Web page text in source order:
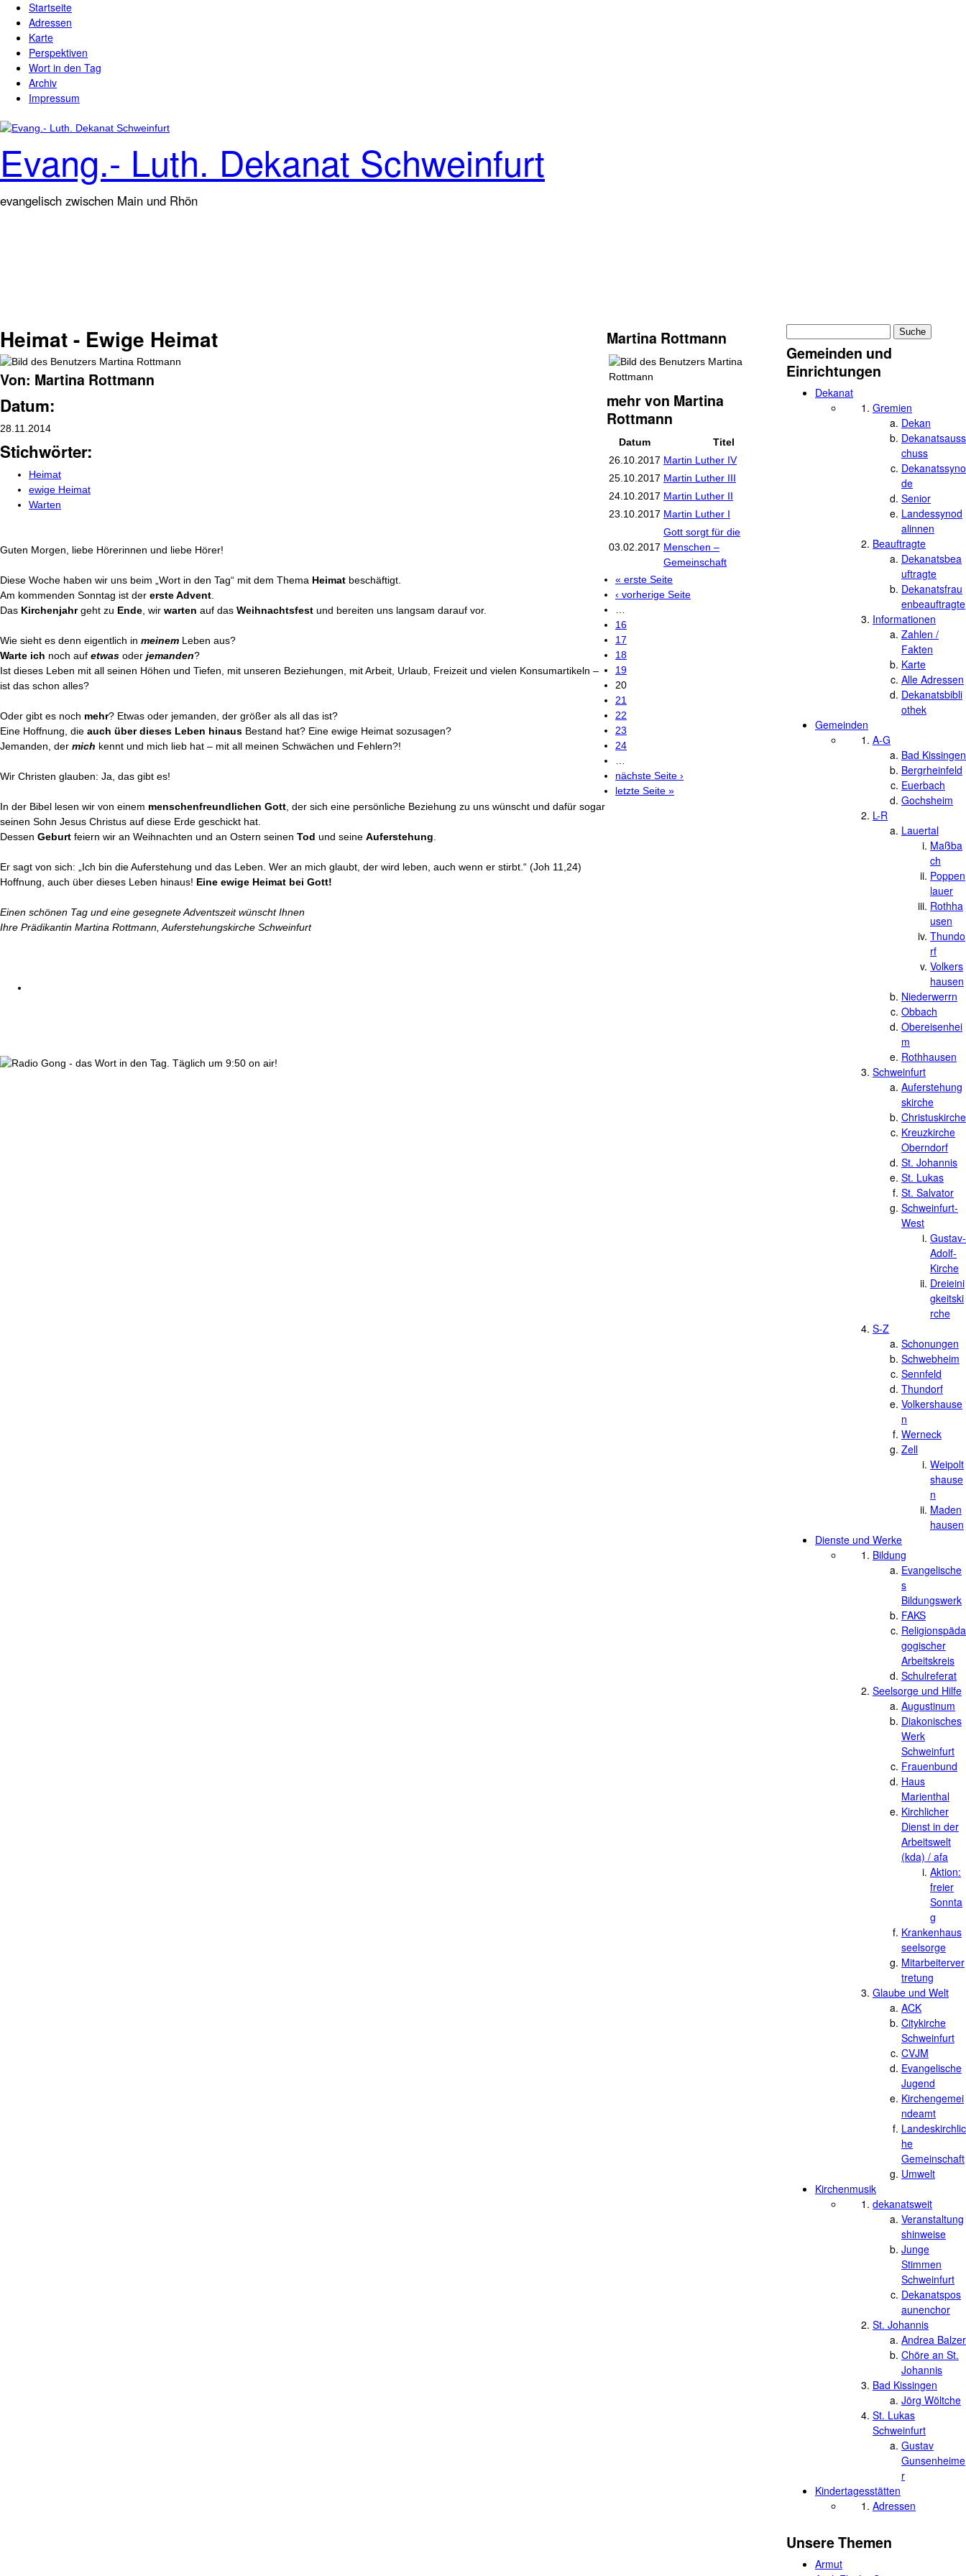
Direkt zum Inhalt
Hauptmenü
Startseite
Adressen
Karte
Perspektiven
Wort in den Tag
Archiv
Impressum
Evang.- Luth. Dekanat Schweinfurt
evangelisch zwischen Main und Rhön
Heimat - Ewige Heimat
Von: Martina Rottmann
Datum:
28.11.2014
Stichwörter:
Heimat
ewige Heimat
Warten
Guten Morgen, liebe Hörerinnen und liebe Hörer!
Diese Woche haben wir uns beim „Wort in den Tag“ mit dem Thema Heimat beschäftigt.
Am kommenden Sonntag ist der erste Advent
Das Kirchenjahrgeht zu Ende , wir warten auf das Weihnachtsfest und bereiten uns langsam darauf vor.
Wie sieht es denn eigentlich in meinem Leben aus?
Warte ich noch auf etwas oder jemanden?
Ist dieses Leben mit all seinen Höhen und Tiefen, mit unseren Beziehungen, mit Arbeit, Urlaub, Freizeit und vielen Konsumartikeln –
ist das schon alles?
Oder gibt es noch mehr? Etwas oder jemanden, der größer als all das ist?
Eine Hoffnung, die auch über dieses Leben hinaus Bestand hat? Eine ewige Heimat sozusagen?
Jemanden, der mich kennt und mich lieb hat – mit all meinen Schwächen und Fehlern?!
Wir Christen glauben: Ja, das gibt es!
In der Bibel lesen wir von einem menschenfreundlichen Gott , der sich eine persönliche Beziehung zu uns wünscht und dafür sogar
seinen Sohn Jesus Christus auf diese Erde geschickt hat.
Dessen Geburt feiern wir an Weihnachten und an Ostern seinen Tod und seine Auferstehung
Er sagt von sich: „Ich bin die Auferstehung und das Leben. Wer an mich glaubt, der wird leben, auch wenn er stirbt.“ (Joh 11,24)
Hoffnung, auch über dieses Leben hinaus! Eine ewige Heimat bei Gott!
Einen schönen Tag und eine gesegnete Adventszeit wünscht Ihnen
Ihre Prädikantin Martina Rottmann, Auferstehungskirche Schweinfurt
wortindentag-radiogong.png
Martina Rottmann
mehr von Martina
Rottmann
Datum
Titel
26.10.2017 Martin Luther IV
25.10.2017 Martin Luther III
24.10.2017 Martin Luther II
23.10.2017 Martin Luther I
03.02.2017
Gott sorgt für die
Menschen –
Gemeinschaft
Seiten
« erste Seite
‹ vorherige Seite
16
17
18
19
20
21
22
23
24
nächste Seite ›
letzte Seite »
Suchformular
Gemeinden und
Einrichtungen
Dekanat
Gremien
Dekan
Dekanatsauss
chuss
Dekanatssyno
de
Senior
Landessynod
alinnen
Beauftragte
Dekanatsbea
uftragte
Dekanatsfrau
enbeauftragte
Informationen
Zahlen /
Fakten
Karte
Alle Adressen
Dekanatsbibli
othek
Gemeinden
A-G
Bad Kissingen
Bergrheinfeld
Euerbach
Gochsheim
L-R
Lauertal
Maßba
ch
Poppen
lauer
Rothha
usen
Thundo
rf
Volkers
hausen
Niederwerrn
Obbach
Obereisenhei
m
Rothhausen
Schweinfurt
Auferstehung
skirche
Christuskirche
Kreuzkirche
Oberndorf
St. Johannis
St. Lukas
St. Salvator
Schweinfurt-
West
Gustav-
Adolf-
Kirche
Dreieini
gkeitski
rche
S-Z
Schonungen
Schwebheim
Sennfeld
Thundorf
Volkershause
n
Werneck
Zell
Weipolt
shause
n
Maden
hausen
Dienste und Werke
Bildung
Evangelische
s
Bildungswerk
FAKS
Religionspäda
gogischer
Arbeitskreis
Schulreferat
Seelsorge und Hilfe
Augustinum
Diakonisches
Werk
Schweinfurt
Frauenbund
Haus
Marienthal
Kirchlicher
Dienst in der
Arbeitswelt
(kda) / afa
Aktion:
freier
Sonnta
g
Krankenhaus
seelsorge
Mitarbeiterver
tretung
Glaube und Welt
ACK
Citykirche
Schweinfurt
CVJM
Evangelische
Jugend
Kirchengemei
ndeamt
Landeskirchlic
he
Gemeinschaft
Umwelt
Kirchenmusik
dekanatsweit
Veranstaltung
shinweise
Junge
Stimmen
Schweinfurt
Dekanatspos
aunenchor
St. Johannis
Andrea Balzer
Chöre an St.
Johannis
Bad Kissingen
Jörg Wöltche
St. Lukas
Schweinfurt
Gustav
Gunsenheime
r
Kindertagesstätten
Adressen
Unsere Themen
Armut